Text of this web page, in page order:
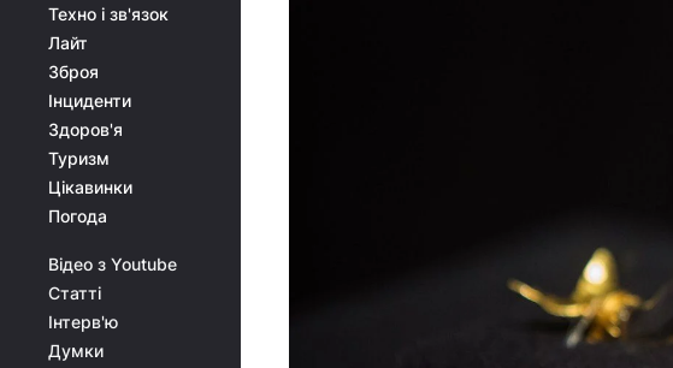
Техно і зв'язок
Лайт
Зброя
Інциденти
Здоров'я
Туризм
Цікавинки
Погода
Відео з Youtube
Статті
Інтерв'ю
Думки